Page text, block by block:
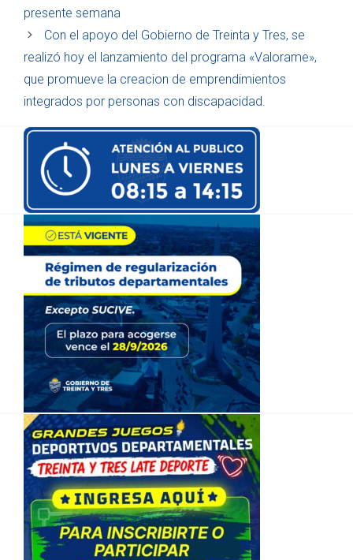
presente semana
Con el apoyo del Gobierno de Treinta y Tres, se
realizó hoy el lanzamiento del programa «Valorame»,
que promueve la creacion de emprendimientos
integrados por personas con discapacidad.